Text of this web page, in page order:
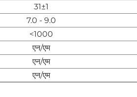
31±1
7.0 - 9.0
<1000
एन/एम
एन/एम
एन/एम